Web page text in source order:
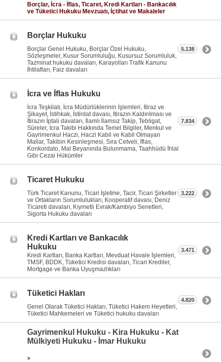
Borçlar, İcra - İflas, Ticaret, Kredi Kartları - Bankacılık
ve Tüketici Hukuku Mevzuatı, İçtihat ve Makaleler
Borçlar Hukuku
Borçlar Genel Hukuku, Borçlar Özel Hukuku,
Sözleşmeler, Kusur Sorumluluğu, Kusursuz Sorumluluk,
Tazminat hukuku davaları, Karayolları Trafik Kanunu
İhtilafları, Faiz davaları
5.138
İcra ve İflas Hukuku
İcra Teşkilatı, İcra Müdürlüklerinin İşlemleri, İtiraz ve
Şikayet, İstihkak, İstirdat davası, İtirazın Kaldırılması ve
İtirazın İptali davaları, İlamlı İlamsız Takip, Tebligat,
Süreler, İcra Takibi Hakkında Temel Bilgiler, Menkul ve
Gayrimenkul Haczi, Haczi Kabil ve Kabil Olmayan
Mallar, Takibin Kesinleşmesi, Sıra Cetveli, İflas,
Konkordato, Mal Beyanında Bulunmama, Taahhüdü İhlal
Gibi Cezai Hükümler
7.834
Ticaret Hukuku
Türk Ticaret Kanunu, Ticari İşletme, Tacir, Ticari Şirketler
ve Ortakların Sorumlulukları, Kooperatif davası, Deniz
Ticareti davaları, Kıymetli Evrak/Kambiyo Senetleri,
Sigorta Hukuku davaları
3.222
Kredi Kartları ve Bankacılık
Hukuku
Kredi Kartları, Banka Kartları, Mevduat Havale İşlemleri,
TMSF, BDDK, Tüketici Kredisi davaları, Ticari Krediler,
Mortgage ve Banka Uyuşmazlıkları
3.471
Tüketici Hakları
Genel Olarak Tüketici Hakları, Tüketici Hakem Heyetleri,
Tüketici Mahkemeleri ve Tüketici hukuku davaları
4.820
Gayrimenkul Hukuku - Kira Hukuku - Kat
Mülkiyeti Hukuku - İmar Hukuku
»